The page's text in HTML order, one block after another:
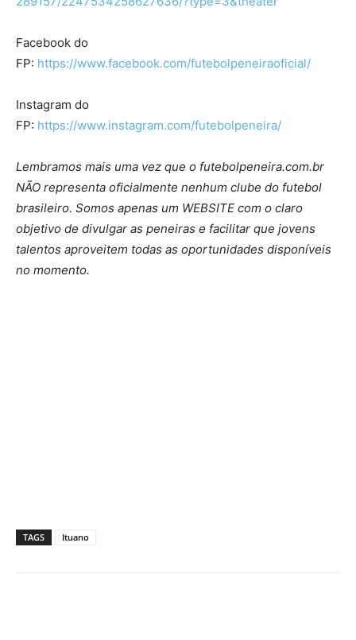
Facebook do
FP: https://www.facebook.com/futebolpeneiraoficial/
Instagram do
FP: https://www.instagram.com/futebolpeneira/
Lembramos mais uma vez que o futebolpeneira.com.br
NÃO representa oficialmente nenhum clube do futebol
brasileiro. Somos apenas um WEBSITE com o claro
objetivo de divulgar as peneiras e facilitar que jovens
talentos aproveitem todas as oportunidades disponíveis
no momento.
TAGS Ituano